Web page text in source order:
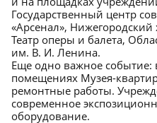
Государственный центр
«Арсенал»,
Театр оперы и балета,
им. В. И. Ленина.
Еще одно важное событие:
помещениях Музея-
ремонтные работы.
современное
оборудование.